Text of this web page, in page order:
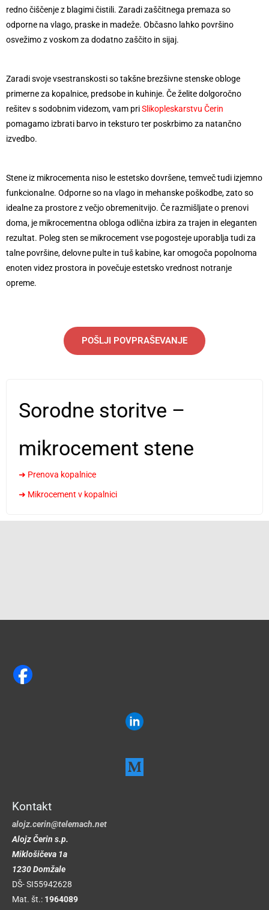
redno čiščenje z blagimi čistili. Zaradi zaščitnega premaza so
odporne na vlago, praske in madeže. Občasno lahko površino
osvežimo z voskom za dodatno zaščito in sijaj.
Zaradi svoje vsestranskosti so takšne brezšivne stenske obloge
primerne za kopalnice, predsobe in kuhinje. Če želite dolgoročno
rešitev s sodobnim videzom, vam priSlikopleskarstvu Čerin
pomagamo izbrati barvo in teksturo ter poskrbimo za natančno
izvedbo.
Stene iz mikrocementa niso le estetsko dovršene, temveč tudi izjemno
funkcionalne. Odporne so na vlago in mehanske poškodbe, zato so
idealne za prostore z večjo obremenitvijo. Če razmišljate o prenovi
doma, je mikrocementna obloga odlična izbira za trajen in eleganten
rezultat. Poleg sten se mikrocement vse pogosteje uporablja tudi za
talne površine, delovne pulte in tuš kabine, kar omogoča popolnoma
enoten videz prostora in povečuje estetsko vrednost notranje
opreme.
POŠLJI POVPRAŠEVANJE
Sorodne storitve –
mikrocement stene
➜ Prenova kopalnice
➜ Mikrocement v kopalnici
Kontakt
alojz.cerin@telemach.net
AlojzČerin s.p.
Miklošičeva 1a
1230 Domžale
DŠ- SI55942628
Mat. št.: 1964089